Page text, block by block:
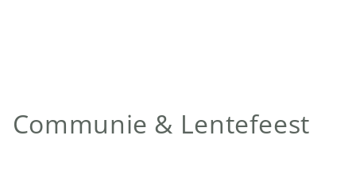
C
Communie & Lentefeest